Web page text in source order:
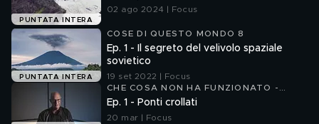
PUNTATA INTERA
02 ago 2024 | Focus
PUNTATA INTERA
COSE DI QUESTO MONDO 8
Ep. 1 - Il segreto del velivolo spaziale
sovietico
19 set 2022 | Focus
CHE COSA NON HA FUNZIONATO -
DISASTRI DELL'INGEGNERIA
Ep. 1 - Ponti crollati
20 mar | Focus